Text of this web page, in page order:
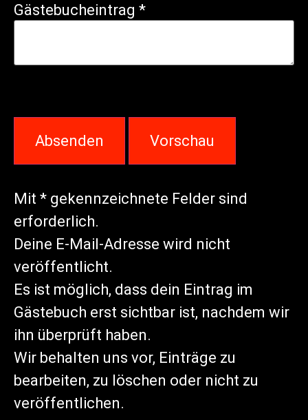
Gästebucheintrag *
Mit * gekennzeichnete Felder sind
erforderlich.
Deine E-Mail-Adresse wird nicht
veröffentlicht.
Es ist möglich, dass dein Eintrag im
Gästebuch erst sichtbar ist, nachdem wir
ihn überprüft haben.
Wir behalten uns vor, Einträge zu
bearbeiten, zu löschen oder nicht zu
veröffentlichen.